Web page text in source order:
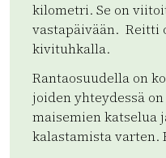
kilometri. Se on
vastapäivään. Reitti
kivituhkalla.
Rantaosuudella on
joiden yhteydessä
maisemien katselua
kalastamista varten.